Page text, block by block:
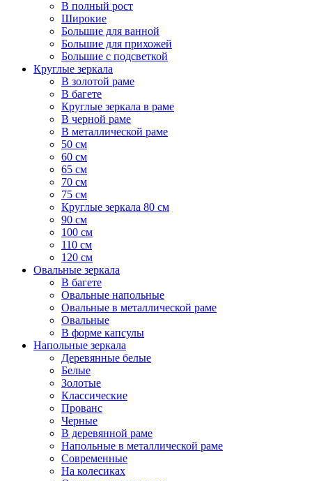
В полный рост
Широкие
Большие для ванной
Большие для прихожей
Большие с подсветкой
Круглые зеркала
В золотой раме
В багете
Круглые зеркала в раме
В черной раме
В металлической раме
50 см
60 см
65 см
70 см
75 см
Круглые зеркала 80 см
90 см
100 см
110 см
120 см
Овальные зеркала
В багете
Овальные напольные
Овальные в металлической раме
Овальные
В форме капсулы
Напольные зеркала
Деревянные белые
Белые
Золотые
Классические
Прованс
Черные
В деревянной раме
Напольные в металлической раме
Современные
На колесиках